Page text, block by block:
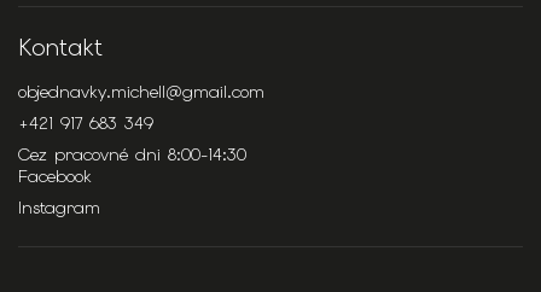
Kontakt
objednavky.michell@gmail.com
+421 917 683 349
Cez pracovné dni 8:00-14:30
Facebook
Instagram